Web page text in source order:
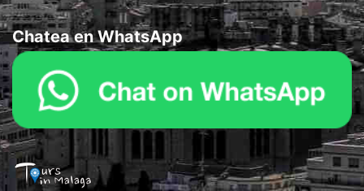
Chatea en WhatsApp